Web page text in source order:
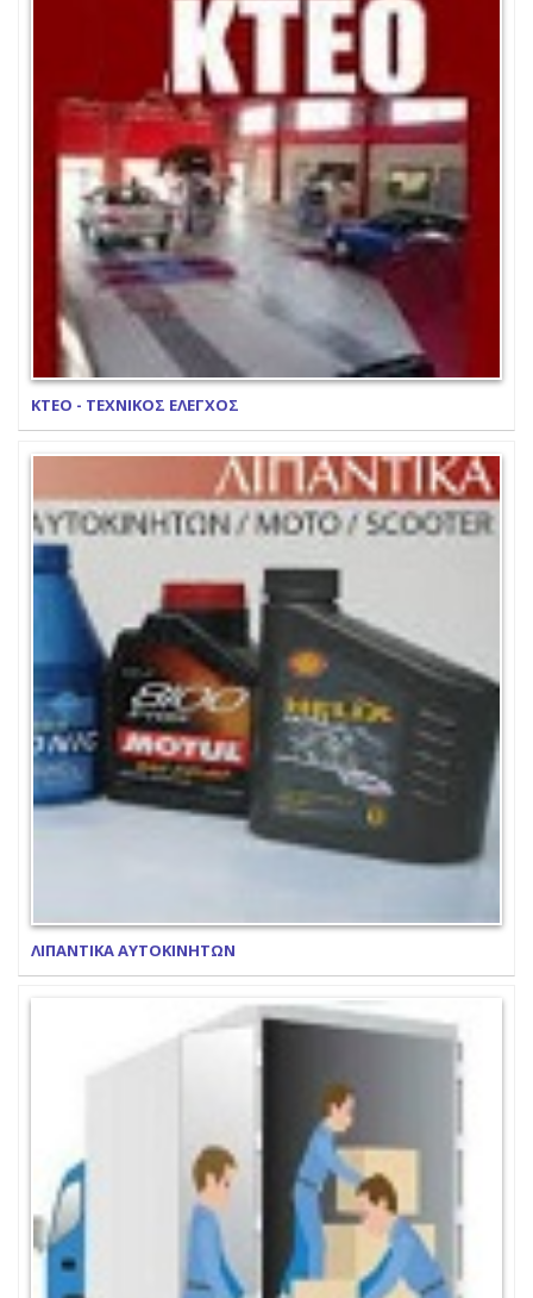
ΚΤΕΟ - ΤΕΧΝΙΚΟΣ ΕΛΕΓΧΟΣ
ΛΙΠΑΝΤΙΚΑ ΑΥΤΟΚΙΝΗΤΩΝ